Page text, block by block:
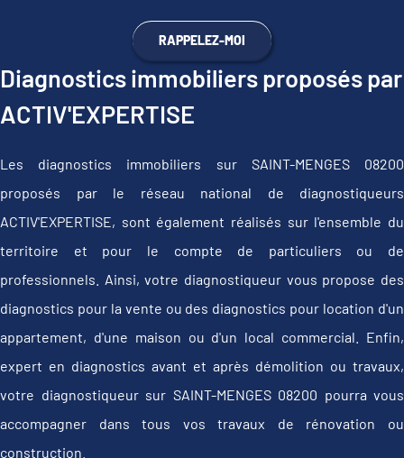
RAPPELEZ-MOI
Diagnostics immobiliers proposés par
ACTIV'EXPERTISE
Les diagnostics immobiliers sur SAINT-MENGES 08200
proposés par le réseau national de diagnostiqueurs
ACTIV'EXPERTISE, sont également réalisés sur l'ensemble du
territoire et pour le compte de particuliers ou de
professionnels. Ainsi, votre diagnostiqueur vous propose des
diagnostics pour la vente ou des diagnostics pour location d'un
appartement, d'une maison ou d'un local commercial. Enfin,
expert en diagnostics avant et après démolition ou travaux,
votre diagnostiqueur sur SAINT-MENGES 08200 pourra vous
accompagner dans tous vos travaux de rénovation ou
construction.